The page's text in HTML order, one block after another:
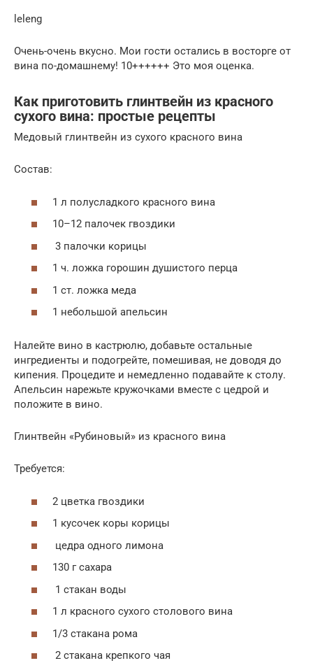
leleng
Очень-очень вкусно. Мои гости остались в восторге от
вина по-домашнему! 10++++++ Это моя оценка.
Как приготовить глинтвейн из красного
сухого вина: простые рецепты
Медовый глинтвейн из сухого красного вина
Состав:
1 л полусладкого красного вина
10–12 палочек гвоздики
3 палочки корицы
1 ч. ложка горошин душистого перца
1 ст. ложка меда
1 небольшой апельсин
Налейте вино в кастрюлю, добавьте остальные
ингредиенты и подогрейте, помешивая, не доводя до
кипения. Процедите и немедленно подавайте к столу.
Апельсин нарежьте кружочками вместе с цедрой и
положите в вино.
Глинтвейн «Рубиновый» из красного вина
Требуется:
2 цветка гвоздики
1 кусочек коры корицы
цедра одного лимона
130 г сахара
1 стакан воды
1 л красного сухого столового вина
1/3 стакана рома
2 стакана крепкого чая